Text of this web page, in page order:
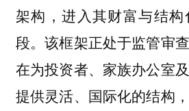
架构，进入其财富与结
段。该框架正处于监管审
在为投资者、家族办公室
提供灵活、国际化的结构